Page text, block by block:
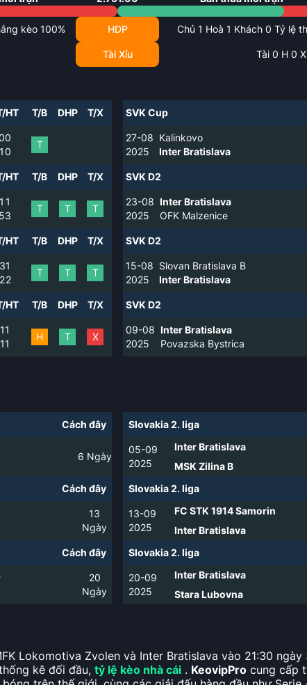
kèo 100% HDP Chủ 1 Hoà 1 Khách 0 Tỷ lệ
Tài Xỉu Tài 0 H 0
HT T/B DHP T/X
1
0
0
T
HT T/B DHP T/X
1
5
1
3
T T T
HT T/B DHP T/X
3
2
1
2
T T T
HT T/B DHP T/X
1
1
1
1
H T X
SVK Cup
27-08
2025
Kalinkovo
Inter Bratislava
SVK D2
23-08
2025
Inter Bratislava
OFK Malzenice
SVK D2
15-08
2025
Slovan Bratislava B
Inter Bratislava
SVK D2
09-08
2025
Inter Bratislava
Povazska Bystrica
Cách đây
6 Ngày
Cách đây
13
Ngày
Cách đây
20
Ngày
Slovakia 2. liga
05-09
2025
Inter Bratislava
MSK Zilina B
Slovakia 2. liga
13-09
2025
FC STK 1914 Samorin
Inter Bratislava
Slovakia 2. liga
20-09
2025
Inter Bratislava
Stara Lubovna
Lokomotiva Zvolen và Inter Bratislava vào 21:30
kê đối đầu, tỷ lệ kèo nhà cái . KeovipPro cung cấp